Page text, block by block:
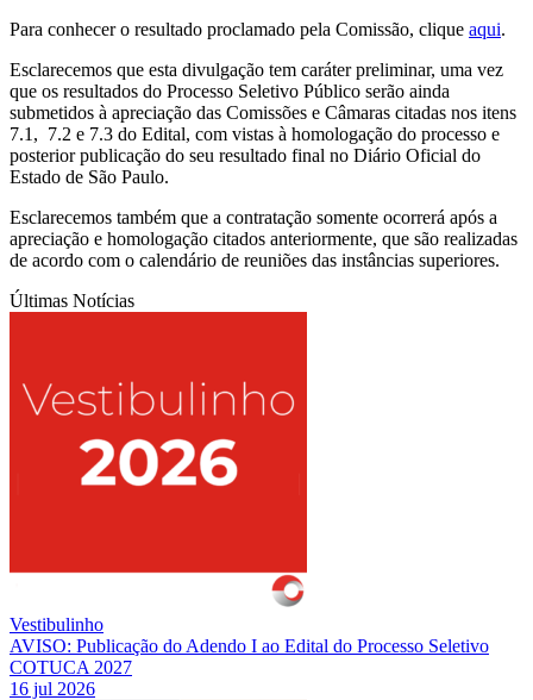
Para conhecer o resultado proclamado pela Comissão, clique aqui.
Esclarecemos que esta divulgação tem caráter preliminar, uma vez
que os resultados do Processo Seletivo Público serão ainda
submetidos à apreciação das Comissões e Câmaras citadas nos itens
7.1, 7.2 e 7.3 do Edital, com vistas à homologação do processo e
posterior publicação do seu resultado final no Diário Oficial do
Estado de São Paulo.
Esclarecemos também que a contratação somente ocorrerá após a
apreciação e homologação citados anteriormente, que são realizadas
de acordo com o calendário de reuniões das instâncias superiores.
Últimas Notícias
Vestibulinho
AVISO: Publicação do Adendo I ao Edital do Processo Seletivo
COTUCA 2027
16 jul 2026